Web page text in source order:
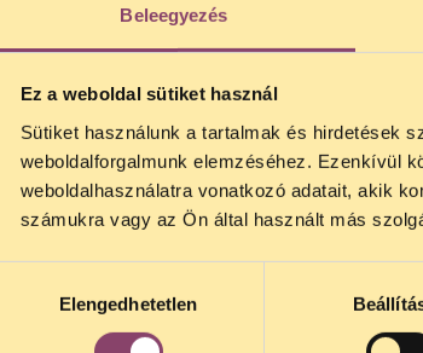
Beleegyezés
Ez a weboldal sütiket használ
Sütiket használunk a tartalmak és hirdetések
weboldalforgalmunk elemzéséhez. Ezenkívül
weboldalhasználatra vonatkozó adatait, akik
számukra vagy az Ön által használt más
kiválasztásaElengedhetetlen
TELEFONOS
Kedves érdeklődő,
augusztus 24 között
kedden, 13 és 15 óra között
alatt is elér minket.